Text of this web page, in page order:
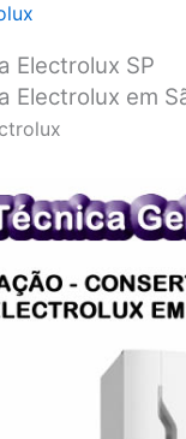
Electrolux SP
Electrolux em